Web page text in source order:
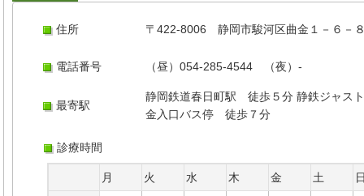
住所 〒422-8006 静岡市駿河区曲金１－６－
電話番号 （昼）054-285-4544 （夜）-
最寄駅
静岡鉄道春日町駅 徒歩５分 静鉄ジャス
金入口バス停 徒歩７分
診療時間
月 火 水 木 金 土